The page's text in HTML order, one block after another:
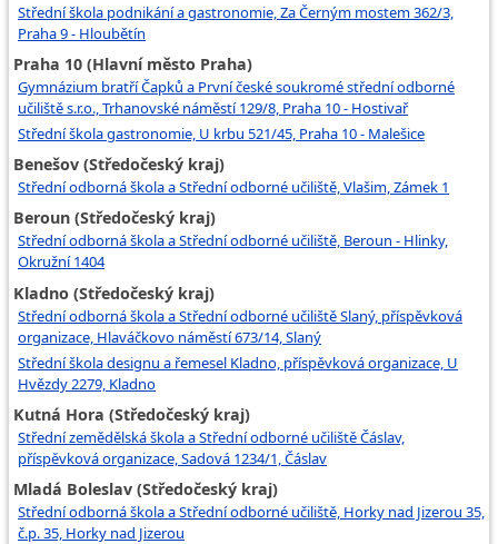
Střední škola podnikání a gastronomie, Za Černým mostem 362/3,
Praha 9 - Hloubětín
Praha 10 (Hlavní město Praha)
Gymnázium bratří Čapků a První české soukromé střední odborné
učiliště s.r.o., Trhanovské náměstí 129/8, Praha 10 - Hostivař
Střední škola gastronomie, U krbu 521/45, Praha 10 - Malešice
Benešov (Středočeský kraj)
Střední odborná škola a Střední odborné učiliště, Vlašim, Zámek 1
Beroun (Středočeský kraj)
Střední odborná škola a Střední odborné učiliště, Beroun - Hlinky,
Okružní 1404
Kladno (Středočeský kraj)
Střední odborná škola a Střední odborné učiliště Slaný, příspěvková
organizace, Hlaváčkovo náměstí 673/14, Slaný
Střední škola designu a řemesel Kladno, příspěvková organizace, U
Hvězdy 2279, Kladno
Kutná Hora (Středočeský kraj)
Střední zemědělská škola a Střední odborné učiliště Čáslav,
příspěvková organizace, Sadová 1234/1, Čáslav
Mladá Boleslav (Středočeský kraj)
Střední odborná škola a Střední odborné učiliště, Horky nad Jizerou 35,
č.p. 35, Horky nad Jizerou